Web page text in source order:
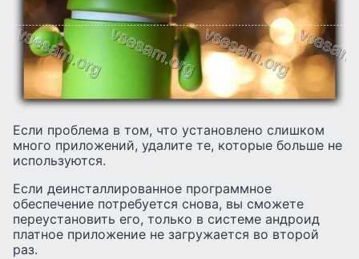
Если проблема в том, что установлено слишком
много приложений, удалите те, которые больше не
используются.
Если деинсталлированное программное
обеспечение потребуется снова, вы сможете
переустановить его, только в системе андроид
платное приложение не загружается во второй
раз.